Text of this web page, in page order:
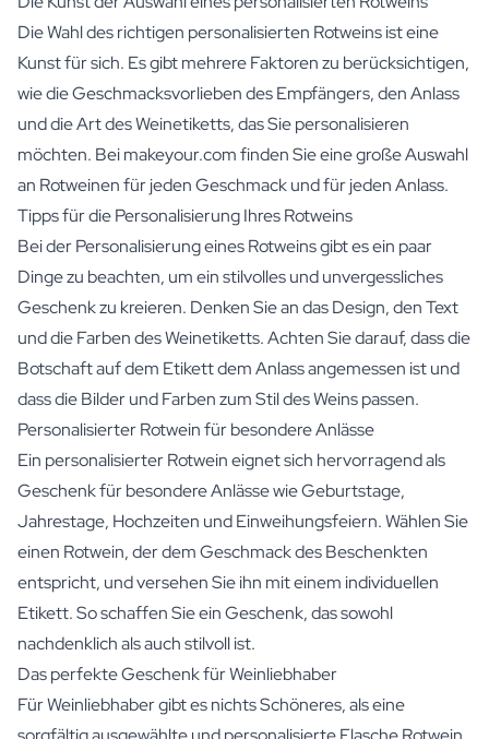
Die Wahl des richtigen personalisierten Rotweins ist eine
Kunst für sich. Es gibt mehrere Faktoren zu berücksichtigen,
wie die Geschmacksvorlieben des Empfängers, den Anlass
und die Art des Weinetiketts, das Sie personalisieren
möchten. Bei makeyour.com finden Sie eine große Auswahl
an Rotweinen für jeden Geschmack und für jeden Anlass.
Tipps für die Personalisierung Ihres Rotweins
Bei der Personalisierung eines Rotweins gibt es ein paar
Dinge zu beachten, um ein stilvolles und unvergessliches
Geschenk zu kreieren. Denken Sie an das Design, den Text
und die Farben des Weinetiketts. Achten Sie darauf, dass die
Botschaft auf dem Etikett dem Anlass angemessen ist und
dass die Bilder und Farben zum Stil des Weins passen.
Personalisierter Rotwein für besondere Anlässe
Ein personalisierter Rotwein eignet sich hervorragend als
Geschenk für besondere Anlässe wie Geburtstage,
Jahrestage, Hochzeiten und Einweihungsfeiern. Wählen Sie
einen Rotwein, der dem Geschmack des Beschenkten
entspricht, und versehen Sie ihn mit einem individuellen
Etikett. So schaffen Sie ein Geschenk, das sowohl
nachdenklich als auch stilvoll ist.
Das perfekte Geschenk für Weinliebhaber
Für Weinliebhaber gibt es nichts Schöneres, als eine